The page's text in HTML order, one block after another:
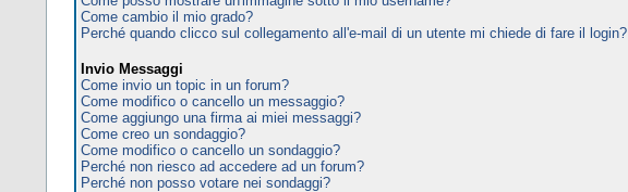
Come cambio il mio grado?
Perché quando clicco sul collegamento all'e-mail di un utente mi chiede di fare il login?
Invio Messaggi
Come invio un topic in un forum?
Come modifico o cancello un messaggio?
Come aggiungo una firma ai miei messaggi?
Come creo un sondaggio?
Come modifico o cancello un sondaggio?
Perché non riesco ad accedere ad un forum?
Perché non posso votare nei sondaggi?